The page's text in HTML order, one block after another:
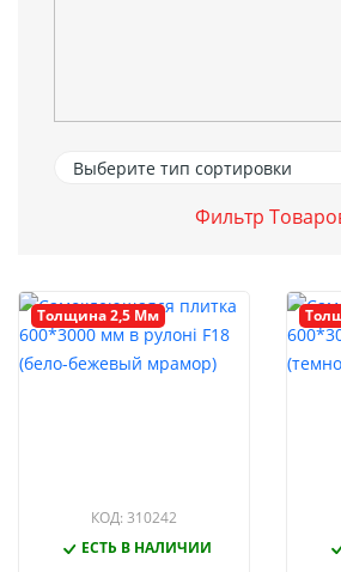
Выберите тип сортировки
Фильтр
Толщина 2,5 Мм
КОД: 310242
ЕСТЬ В НАЛИЧИИ